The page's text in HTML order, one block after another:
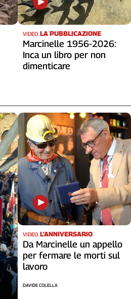
VIDEO LA PUBBLICAZIONE
Marcinelle 1956-2026:
Inca un libro per non
dimenticare
VIDEO L'ANNIVERSARIO
Da Marcinelle un appello
per fermare le morti sul
lavoro
DAVIDE COLELLA